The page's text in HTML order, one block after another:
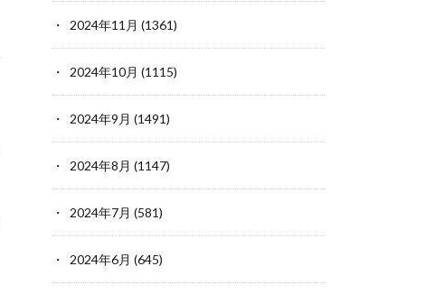
2024年11月 (1361)
2024年10月 (1115)
2024年9月 (1491)
2024年8月 (1147)
2024年7月 (581)
2024年6月 (645)